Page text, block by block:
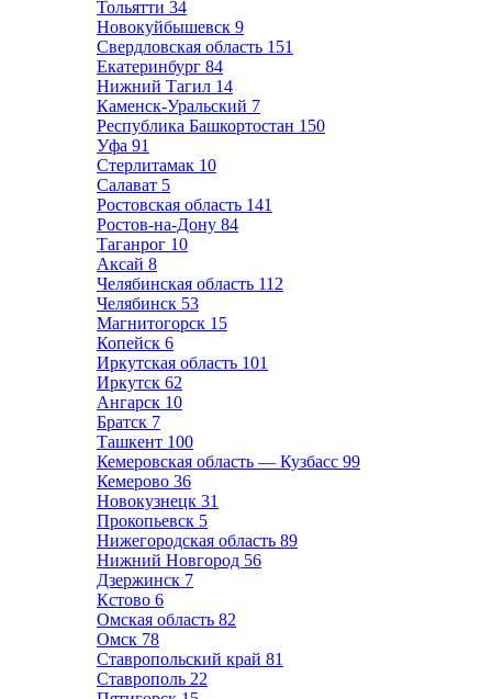
Тольятти 34
Новокуйбышевск 9
Свердловская область 151
Екатеринбург 84
Нижний Тагил 14
Каменск-Уральский 7
Республика Башкортостан 150
Уфа 91
Стерлитамак 10
Салават 5
Ростовская область 141
Ростов-на-Дону 84
Таганрог 10
Аксай 8
Челябинская область 112
Челябинск 53
Магнитогорск 15
Копейск 6
Иркутская область 101
Иркутск 62
Ангарск 10
Братск 7
Ташкент 100
Кемеровская область — Кузбасс 99
Кемерово 36
Новокузнецк 31
Прокопьевск 5
Нижегородская область 89
Нижний Новгород 56
Дзержинск 7
Кстово 6
Омская область 82
Омск 78
Ставропольский край 81
Ставрополь 22